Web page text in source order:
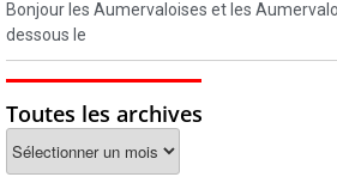
Bonjour les Aumervaloises et les
dessous le
Toutes les archives